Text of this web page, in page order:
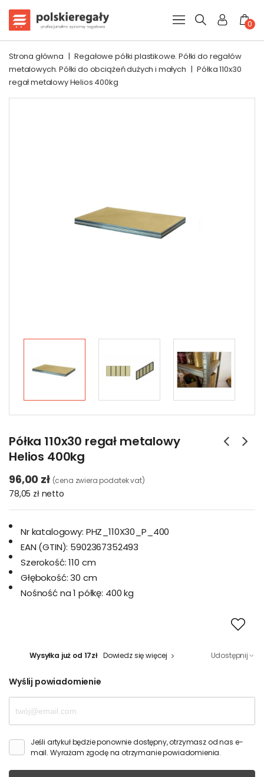
0
Strona główna | Regałowe półki plastikowe. Półki do regałów
metalowych. Półki do obciążeń dużych i małych | Półka 110x30
regał metalowy Helios 400kg
Półka 110x30 regał metalowy
Helios 400kg
96,00 zł (cena zwiera podatek vat)
78,05 zł netto
Nr katalogowy: PHZ_110X30_P_400
EAN (GTIN): 5902367352493
Szerokość: 110 cm
Głębokość: 30 cm
Nośność na 1 półkę: 400 kg
Wysyłka już od 17zł Dowiedz się więcej Udostępnij
Wyślij powiadomienie
Jeśli artykuł będzie ponownie dostępny, otrzymasz od nas e-
mail. Wyrażam zgodę na otrzymanie powiadomienia.